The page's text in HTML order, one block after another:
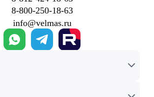
по адресу Санкт-Петербург, БЦ
канала д. 150, оф. 519 .
63.
8‑800‑250‑18‑63
info@velmas.ru